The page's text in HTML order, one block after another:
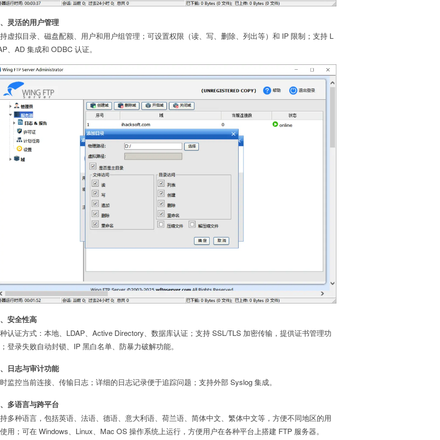
灵活的用户管理
虚拟目录、磁盘配额、用户和用户组管理；可设置权限（读、写、删除、列出等）和 IP 限制；支持 L
、AD 集成和 ODBC 认证。
安全性高
认证方式：本地、LDAP、Active Directory、数据库认证；支持 SSL/TLS 加密传输，提供证书管理功
登录失败自动封锁、IP 黑白名单、防暴力破解功能。
日志与审计功能
监控当前连接、传输日志；详细的日志记录便于追踪问题；支持外部 Syslog 集成。
多语言与跨平台
多种语言，包括英语、法语、德语、意大利语、荷兰语、简体中文、繁体中文等，方便不同地区的用
用；可在 Windows、Linux、Mac OS 操作系统上运行，方便用户在各种平台上搭建 FTP 服务器。